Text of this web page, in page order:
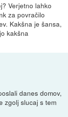
Verjetno lahko
za povračilo
Kakšna je šansa,
kakšna
danes domov,
zgolj slucaj s tem